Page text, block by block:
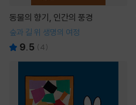
동물의 향기, 인간의 풍경
숲과 길 위 생명의 여정
9.5 (4)